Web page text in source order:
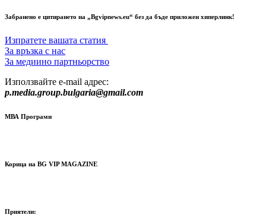
Забранено е цитирането на „Bgvipnews.eu“ без да бъде приложен хиперлинк!
Изпратете вашата статия
За връзка с нас
За медиино партньорство
Използвайте e-mail адрес:
p.media.group.bulgaria@gmail.com
МВА Програми
Корица на BG VIP MAGAZINE
Приятели: